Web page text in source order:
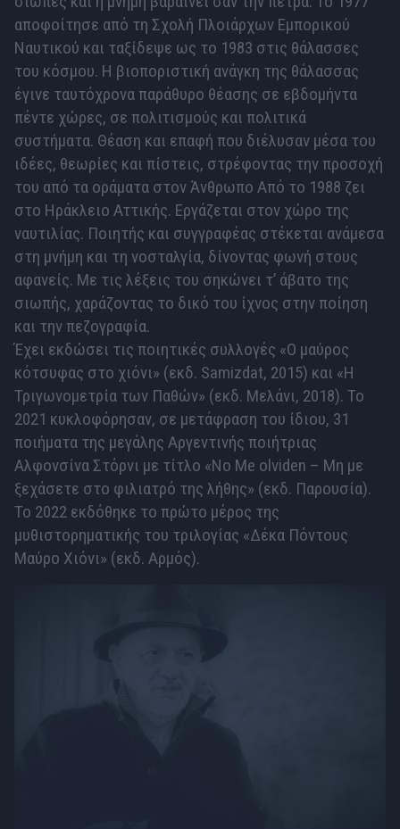
αποφοίτησε από τη Σχολή Πλοιάρχων Εμπορικού
Ναυτικού και ταξίδεψε ως το 1983 στις θάλασσες
του κόσμου. Η βιοποριστική ανάγκη της θάλασσας
έγινε ταυτόχρονα παράθυρο θέασης σε εβδομήντα
πέντε χώρες, σε πολιτισμούς και πολιτικά
συστήματα. Θέαση και επαφή που διέλυσαν μέσα του
ιδέες, θεωρίες και πίστεις, στρέφοντας την προσοχή
του από τα οράματα στον Άνθρωπο Από το 1988 ζει
στο Ηράκλειο Αττικής. Εργάζεται στον χώρο της
ναυτιλίας. Ποιητής και συγγραφέας στέκεται ανάμεσα
στη μνήμη και τη νοσταλγία, δίνοντας φωνή στους
αφανείς. Με τις λέξεις του σηκώνει τ’ άβατο της
σιωπής, χαράζοντας το δικό του ίχνος στην ποίηση
και την πεζογραφία.
Έχει εκδώσει τις ποιητικές συλλογές «Ο μαύρος
κότσυφας στο χιόνι» (εκδ. Samizdat, 2015) και «Η
Τριγωνομετρία των Παθών» (εκδ. Μελάνι, 2018). Το
2021 κυκλοφόρησαν, σε μετάφραση του ίδιου, 31
ποιήματα της μεγάλης Αργεντινής ποιήτριας
Αλφονσίνα Στόρνι με τίτλο «No Μe olviden – Μη με
ξεχάσετε στο φιλιατρό της λήθης» (εκδ. Παρουσία).
Το 2022 εκδόθηκε το πρώτο μέρος της
μυθιστορηματικής του τριλογίας «Δέκα Πόντους
Μαύρο Χιόνι» (εκδ. Αρμός).